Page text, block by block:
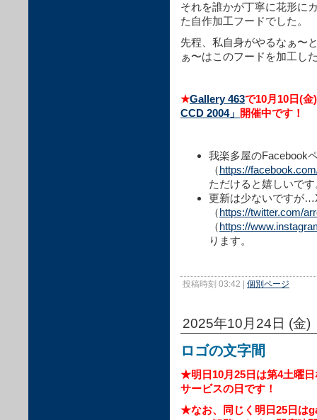
それを誰かが丁寧に花形に
た自作加工フードでした。
先程、私自身がやるなぁ〜
ぁ〜はこのフードを加工し
★Gallery 463で10月10日(
CCD 2004」 開催中です！
我楽多屋のFacebook
（https://
ただけると嬉しいです
更新は少ないですが
（https://twitter.com/
（https://
ります。
投稿時刻 03:42 | 個別ページ
2025年10月24日 (金)
ロゴの文字間
★明日10月25日は第4土曜
サービスの日です！
★なお、同じく明日25日は